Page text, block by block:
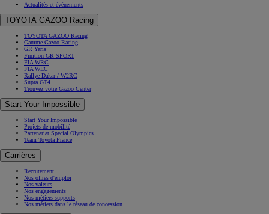
Actualités et évènements
TOYOTA GAZOO Racing
TOYOTA GAZOO Racing
Gamme Gazoo Racing
GR Yaris
Finition GR SPORT
FIA WRC
FIA WEC
Rallye Dakar / W2RC
Supra GT4
Trouvez votre Gazoo Center
Start Your Impossible
Start Your Impossible
Projets de mobilité
Partenariat Special Olympics
Team Toyota France
Carrières
Recrutement
Nos offres d'emploi
Nos valeurs
Nos engagements
Nos métiers supports
Nos métiers dans le réseau de concession